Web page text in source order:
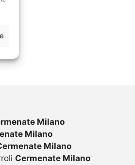
Milano
Milano
Milano
Cermenate Milano